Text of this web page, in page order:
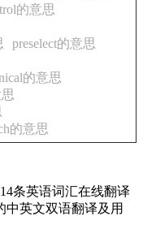
的意思
preselect的意思
的意思
的意思
条英语词汇在线翻译
中英文双语翻译及用